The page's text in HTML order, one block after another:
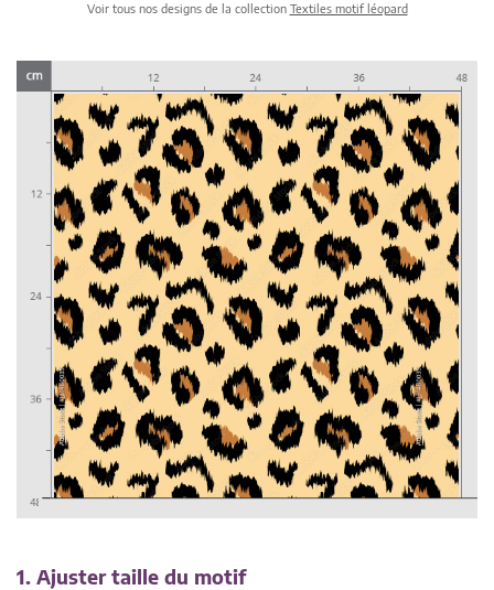
Voir tous nos designs de la collection Textiles motif léopard
1. Ajuster taille du motif